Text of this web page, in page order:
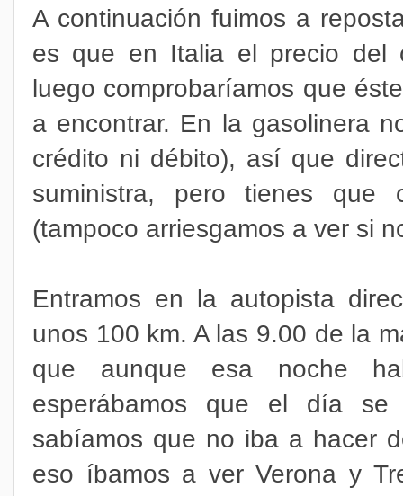
A continuación fuimos a
es que en Italia el precio del
luego comprobaríamos que
a encontrar. En la gasolinera
crédito ni débito), así que
suministra, pero tienes
(tampoco arriesgamos a ver si
Entramos en la autopista
unos 100 km. A las 9.00 de la
que aunque esa noche
esperábamos que el día
sabíamos que no iba a hacer
eso íbamos a ver Verona y